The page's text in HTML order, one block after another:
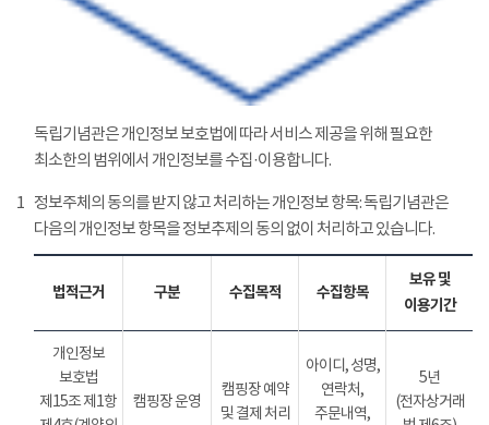
독립기념관은 개인정보 보호법에 따라 서비스 제공을 위해 필요한
최소한의 범위에서 개인정보를 수집·이용합니다.
1 정보주체의 동의를 받지 않고 처리하는 개인정보 항목: 독립기념관은
다음의 개인정보 항목을 정보추제의 동의 없이 처리하고 있습니다.
법적근거 구분 수집목적 수집항목
보유 및
이용기간
개인정보
보호법
제15조 제1항
캠핑장 운영
캠핑장 예약
및 결제 처리
아이디, 성명,
연락처,
주문내역,
5년
(전자상거래